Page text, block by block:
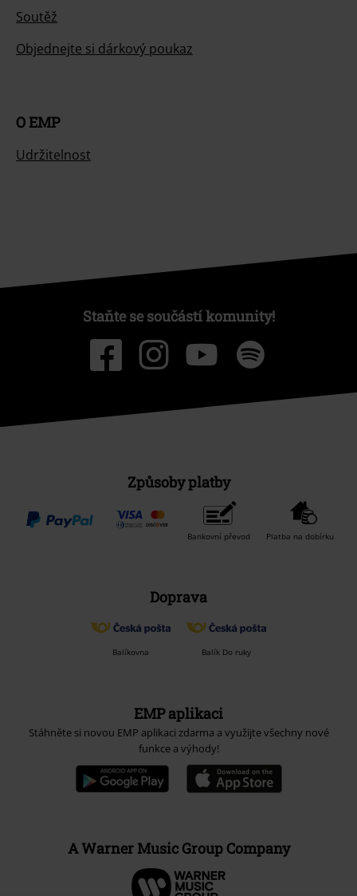
Soutěž
Objednejte si dárkový poukaz
O EMP
Udržitelnost
Staňte se součástí komunity!
Způsoby platby
Bankovní převod Platba na dobírku
Doprava
Balíkovna Balík Do ruky
EMP aplikaci
Stáhněte si novou EMP aplikaci zdarma a využijte všechny nové
funkce a výhody!
A Warner Music Group Company